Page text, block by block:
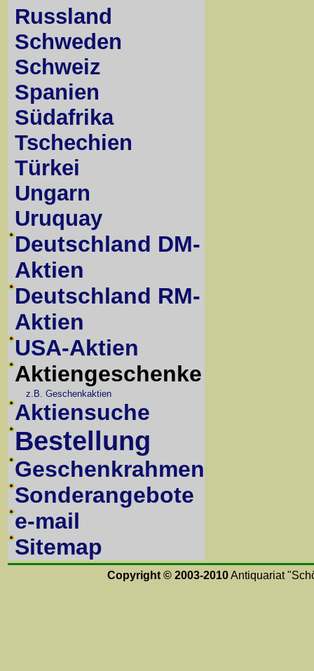
Russland
Schweden
Schweiz
Spanien
Südafrika
Tschechien
Türkei
Ungarn
Uruquay
Deutschland DM-
Aktien
Deutschland RM-
Aktien
USA-Aktien
Aktiengeschenke
z.B. Geschenkaktien
Aktiensuche
Bestellung
Geschenkrahmen
Sonderangebote
e-mail
Sitemap
Copyright © 2003-2010Antiquariat